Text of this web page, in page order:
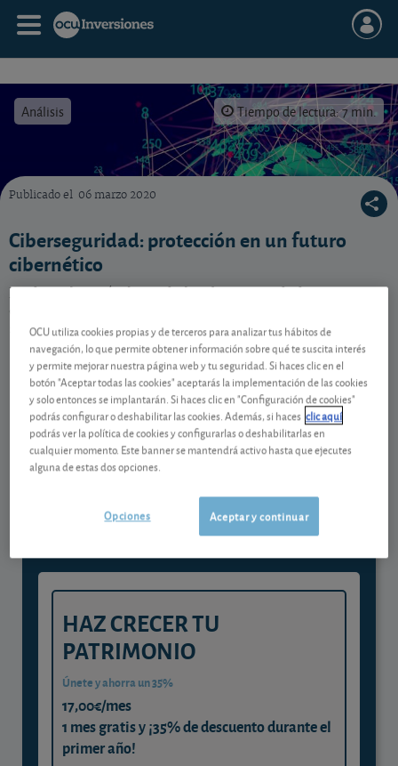
Análisis Tiempo de lectura: 7 min.
Publicado el 06 marzo 2020
Ciberseguridad: protección en un futuro
cibernético
La digitalización hace de la ciberseguridad un
sector con un potencial de crecimiento enorme.
Contenido reservado a SOCIOS
Gestiona tu dinero con visión
experta
y consigue que cada euro trabaje
para ti
HAZ CRECER TU
PATRIMONIO
Únete y ahorra un 35%
17,00€/mes
1 mes gratis y ¡35% de descuento durante el
primer año!
OCU utiliza cookies propias y de terceros para analizar tus hábitos de
navegación, lo que permite obtener información sobre qué te suscita interés
y permite mejorar nuestra página web y tu seguridad. Si haces clic en el
botón "Aceptar todas las cookies" aceptarás la implementación de las cookies
y solo entonces se implantarán. Si haces clic en "Configuración de cookies"
podrás configurar o deshabilitar las cookies. Además, si haces clic aquí
podrás ver la política de cookies y configurarlas o deshabilitarlas en
cualquier momento. Este banner se mantendrá activo hasta que ejecutes
alguna de estas dos opciones.
Aceptar y continuar
Opciones